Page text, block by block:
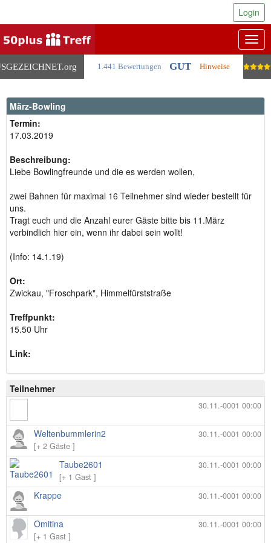
.org 1.441 Bewertungen GUT Hinweise
Login
März-Bowling
Termin:
17.03.2019
Beschreibung:
Liebe Bowlingfreunde und die es werden wollen,
zwei Bahnen für maximal 16 Teilnehmer sind wieder bestellt für
uns.
Tragt euch und die Anzahl eurer Gäste bitte bis 11.März
verbindlich hier ein, wenn ihr dabei sein wollt!
(Info: 14.1.19)
Ort:
Zwickau, "Froschpark", Himmelfürststraße
Treffpunkt:
15.50 Uhr
Link:
Teilnehmer
30.11.-0001 00:00
30.11.-0001 00:00
Weltenbummlerin2
[+ 2 Gäste ]
30.11.-0001 00:00
Taube2601
[+ 1 Gast ]
30.11.-0001 00:00
Krappe
30.11.-0001 00:00
Omitina
[+ 1 Gast ]